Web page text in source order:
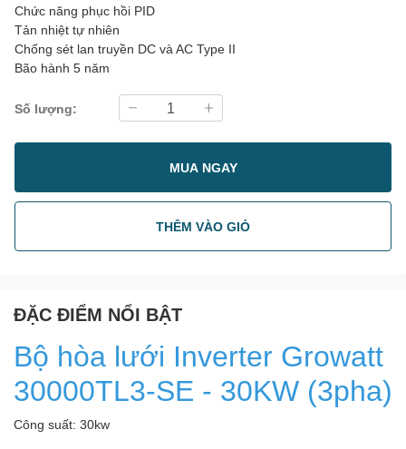
Chức năng phục hồi PID
Tản nhiệt tự nhiên
Chống sét lan truyền DC và AC Type II
Bão hành 5 năm
Số lượng:
MUA NGAY
THÊM VÀO GIỎ
ĐẶC ĐIỂM NỔI BẬT
Bộ hòa lưới Inverter Growatt
30000TL3-SE - 30KW (3pha)
Công suất: 30kw